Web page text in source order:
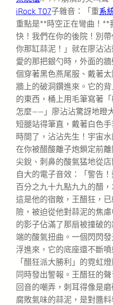
iRock T07子雜音：「重系
重點是**時空正在彎曲！**
快！我們在你的後院！別
你那缸蒜泥！」就在廖沾
愛的那把銀勺時，外面的
個穿著黑色燕尾服、戴著
牆上的破洞鑽進來。它的
的東西，桶上用毛筆寫著
怎麼——」廖沾沾驚訝地瞪
短腿站得筆直，戴著白色
時間了，沾沾先生！宇宙
在你被醋酸離子炮鎖定前
尖銳、刺鼻的酸氣猛地從
自大的電子音效：「警告
百分之九十九點九九的醋
這是他的宿敵，王醋狂，
險，被迫從他對蒜泥的焦
的影子佔滿了那扇被撞破
端的酸氣扭曲。一個閃閃
浮進來，它的底座還不斷
「醋狂派大勝利」的霓虹
同時發出警報。王醋狂的
回音的嘲弄，刺耳得像是
腐敗氣味的蒜泥，是對醬料